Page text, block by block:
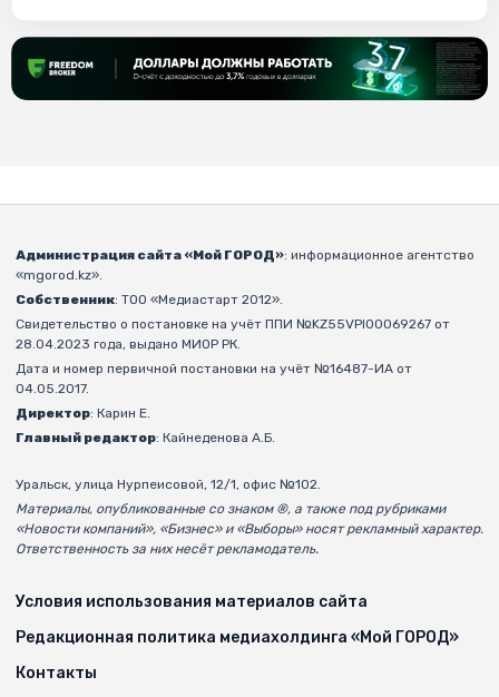
Администрация сайта «Мой ГОРОД»: информационное агентство
«mgorod.kz».
Собственник: ТОО «Медиастарт 2012».
Свидетельство о постановке на учёт ППИ №KZ55VPI00069267 от
28.04.2023 года, выдано МИОР РК.
Дата и номер первичной постановки на учёт №16487-ИА от
04.05.2017.
Директор: Карин Е.
Главный редактор: Кайнеденова А.Б.
Уральск, улица Нурпеисовой, 12/1, офис №102.
Материалы, опубликованные со знаком ®, а также под рубриками
«Новости компаний», «Бизнес» и «Выборы» носят рекламный характер.
Ответственность за них несёт рекламодатель.
Условия использования материалов сайта
Редакционная политика медиахолдинга «Мой ГОРОД»
Контакты